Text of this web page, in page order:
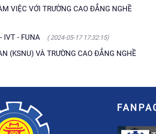
VIỆC VỚI TRƯỜNG CAO ĐẲNG NGHỀ
IVT - FUNA ( 2024-05-17 17:32:15)
(KSNU) VÀ TRƯỜNG CAO ĐẲNG NGHỀ